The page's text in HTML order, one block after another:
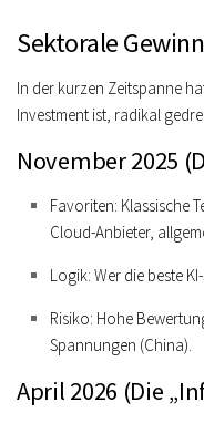
Sektorale
In der kurzen Zeitspanne
Investment ist, radikal
November 2025
Favoriten: Klassische
Cloud-Anbieter,
Logik: Wer die beste
Risiko: Hohe
Spannungen (China).
April 2026 (Die